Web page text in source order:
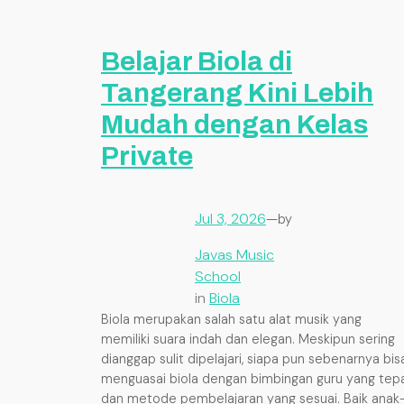
Belajar Biola di
Tangerang Kini Lebih
Mudah dengan Kelas
Private
Jul 3, 2026—by
Javas Music
School
in Biola
Biola merupakan salah satu alat musik yang
memiliki suara indah dan elegan. Meskipun sering
dianggap sulit dipelajari, siapa pun sebenarnya
menguasai biola dengan bimbingan guru yang
dan metode pembelajaran yang sesuai. Baik